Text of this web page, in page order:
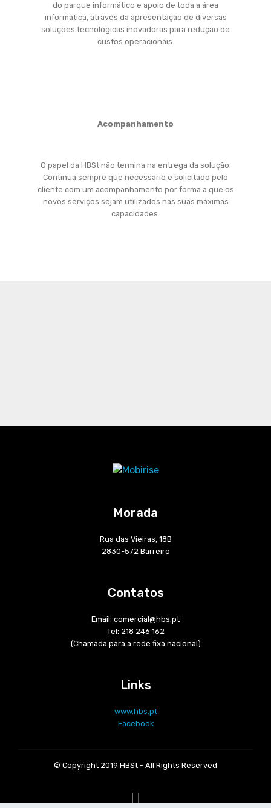
do parque informático e apoio de toda a área
informática, através da apresentação de diversas
soluções tecnológicas inovadoras para redução de
custos operacionais.
Acompanhamento
O papel da HBSt não termina na entrega da solução.
Continua sempre que necessário e solicitado pelo
cliente com um acompanhamento por forma a que os
novos serviços sejam utilizados nas suas máximas
capacidades.
Morada
Rua das Vieiras, 18B
2830-572 Barreiro
Contatos
Email: comercial@hbs.pt
Tel: 218 246 162
(Chamada para a rede fixa nacional)
Links
www.hbs.pt
Facebook
© Copyright 2019 HBSt - All Rights Reserved